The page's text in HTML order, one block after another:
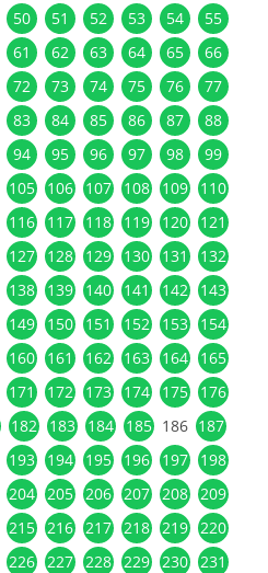
50 51 52 53 54
55
61 62 63 64 65
66
72 73 74 75 76
77
83 84 85 86 87
88
94 95 96 97 98
99
105 106 107 108 109 110
116 117 118 119 120 121
127 128 129 130 131 132
138 139 140 141 142 143
149 150 151 152 153 154
160 161 162 163 164 165
171 172 173 174 175 176
182 183 184 185 186 187
193 194 195 196 197 198
204 205 206 207 208 209
215 216 217 218 219 220
226 227 228 229 230 231